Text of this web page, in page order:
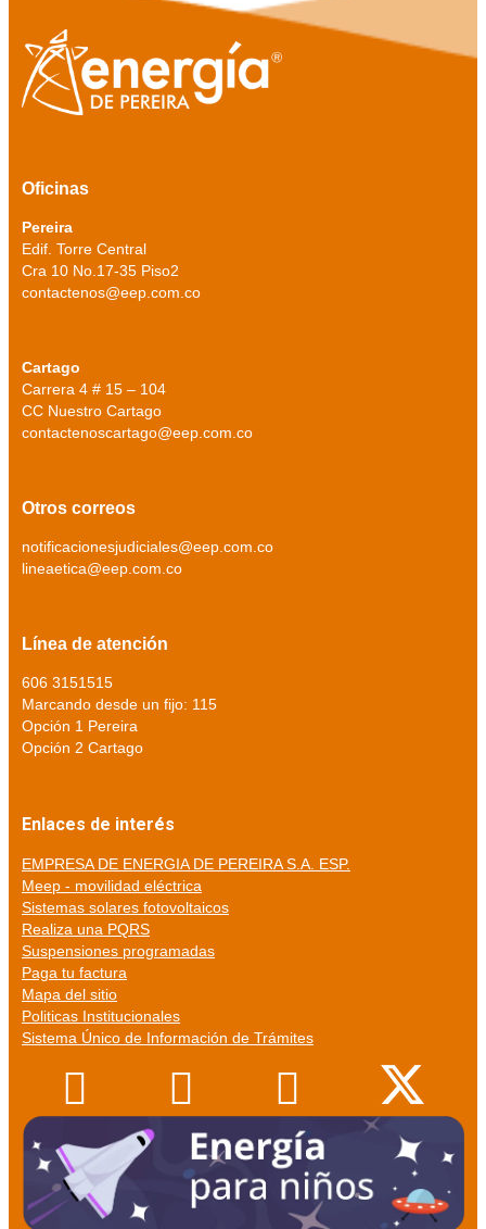
Oficinas
Pereira
Edif. Torre Central
Cra 10 No.17-35 Piso2
contactenos@eep.com.co
Cartago
Carrera 4 # 15 – 104
CC Nuestro Cartago
contactenoscartago@eep.com.co
Otros correos
notificacionesjudiciales@eep.com.co
lineaetica@eep.com.co
Línea de atención
606 3151515
Marcando desde un fijo: 115
Opción 1 Pereira
Opción 2 Cartago
Enlaces de interés
EMPRESA DE ENERGIA DE PEREIRA S.A. ESP.
Meep - movilidad eléctrica
Sistemas solares fotovoltaicos
Realiza una PQRS
Suspensiones programadas
Paga tu factura
Mapa del sitio
Politicas Institucionales
Sistema Único de Información de Trámites